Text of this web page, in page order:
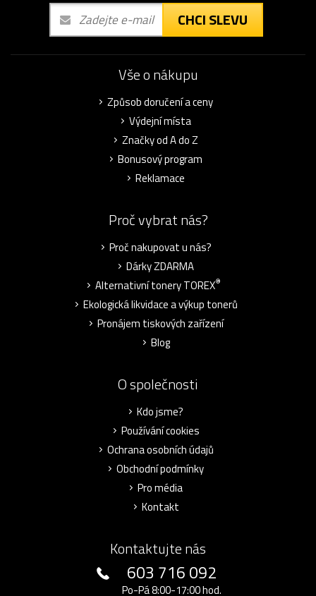
CHCI SLEVU
Vše o nákupu
Způsob doručení a ceny
Výdejní místa
Značky od A do Z
Bonusový program
Reklamace
Proč vybrat nás?
Proč nakupovat u nás?
Dárky ZDARMA
Alternativní tonery TOREX®
Ekologická likvidace a výkup tonerů
Pronájem tiskových zařízení
Blog
O společnosti
Kdo jsme?
Používání cookies
Ochrana osobních údajů
Obchodní podmínky
Pro média
Kontakt
Kontaktujte nás
603 716 092
Po-Pá 8:00-17:00 hod.